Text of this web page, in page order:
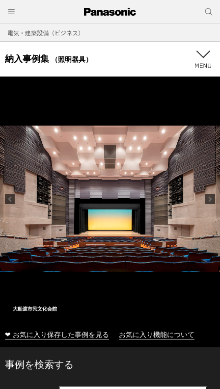
電気・建築設備（ビジネス）
納入事例集 （照明器具）
大船渡市民文化会館
❤ お気に入り保存した事例を見る お気に入り機能について
事例を検索する